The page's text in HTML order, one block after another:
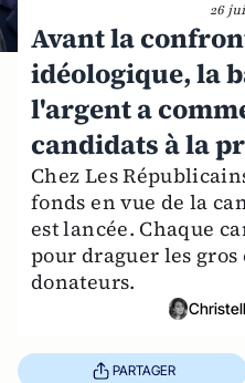
26
Avant la
idéologique, la
l'argent a
candidats à la
Chez Les
fonds en vue de la
est lancée. Chaque
pour draguer les
donateurs.
PARTAGER